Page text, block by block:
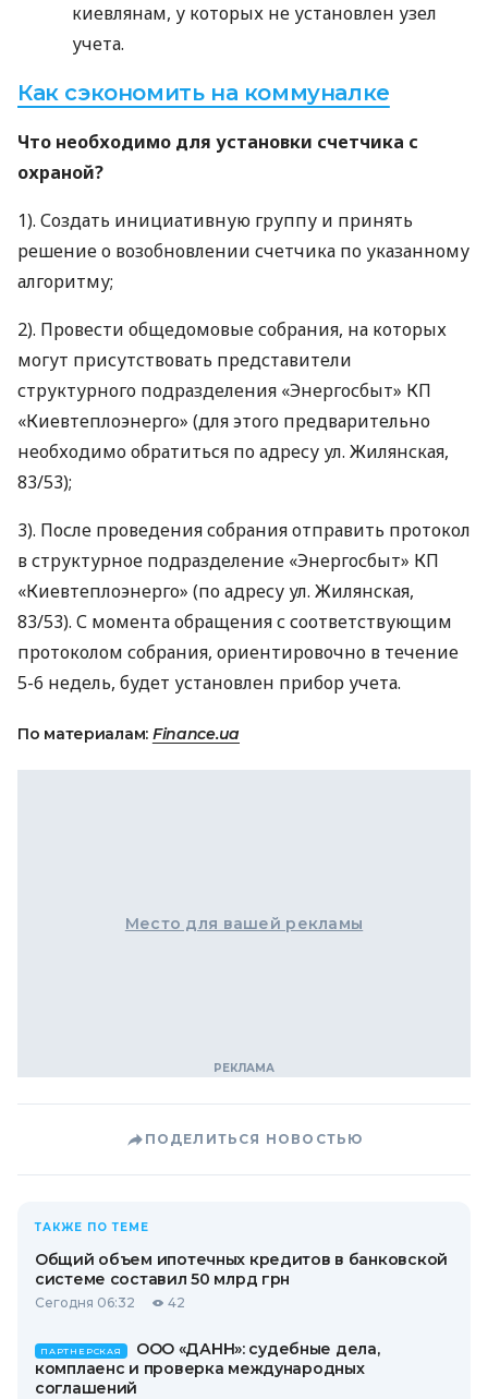
киевлянам, у которых не установлен узел
учета.
Как сэкономить на коммуналке
Что необходимо для установки счетчика с
охраной?
1). Создать инициативную группу и принять
решение о возобновлении счетчика по указанному
алгоритму;
2). Провести общедомовые собрания, на которых
могут присутствовать представители
структурного подразделения «Энергосбыт» КП
«Киевтеплоэнерго» (для этого предварительно
необходимо обратиться по адресу ул. Жилянская,
83/53);
3). После проведения собрания отправить протокол
в структурное подразделение «Энергосбыт» КП
«Киевтеплоэнерго» (по адресу ул. Жилянская,
83/53). С момента обращения с соответствующим
протоколом собрания, ориентировочно в течение
5-6 недель, будет установлен прибор учета.
По материалам: Finance.ua
Место для вашей рекламы
ПОДЕЛИТЬСЯ НОВОСТЬЮ
ТАКЖЕ ПО ТЕМЕ
Общий объем ипотечных кредитов в банковской
системе составил 50 млрд грн
Сегодня 06:32 42
ПАРТНЕРСКАЯ
ООО «ДАНН»: судебные дела,
комплаенс и проверка международных
соглашений